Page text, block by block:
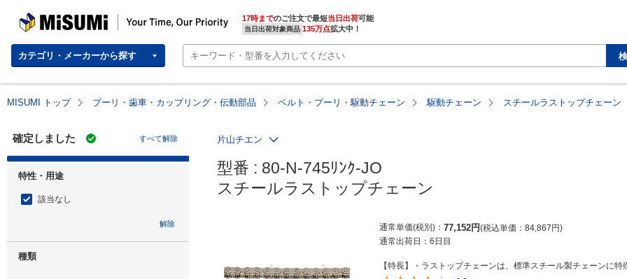
MISUMI | Your Time, Our Priority 17時までのご注文で最短当日出荷
当日出荷対象商品 135万点拡大中！
カテゴリ・メーカーから探す
MISUMI トップ プーリ・歯車・カップリング・伝動部品 ベルト・プーリ・駆動チェーン 駆動チェーン スチールラストップチェーン
確定しました すべて解除
特性・用途
該当なし
解除
種類
片山チエン
型番 : 80-N-745ﾘﾝｸ-JO
スチールラストップチェーン
通常単価(税別) 77,152円 税込単価 84,867円
通常出荷日： 6日目
【特長】・ラストップチェーンは、標準スチール製チェーンに